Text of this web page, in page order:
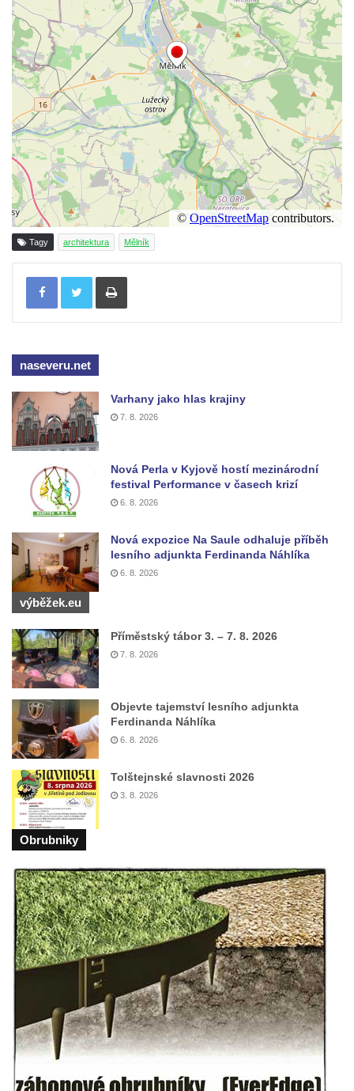
Bývalá továrna Florian Hübel, tkalcovna u
Chřibské
Bývalá továrna J. B. Limburger junior,
přádelny bavlny v Chotyni
Bývalá továrna Johann Schowanek, tovární
výroba dřevěného zboží v Jiřetíně pod
Bukovou
Strom života na Dymníku v Rumburku
Pavilon Reinerovy fresky v zámeckém
parku v Duchcově
Dřevěný altán v Teplické ulici v Duchcově
Duchcově
náměstí Republiky v Duchcově
Jeníkově
Areál Mikov v Mikulášovicích – Ignaze
Röslera synové, továrna kovového zboží
Dům správce hřbitova v Mikulášovicích
Tovární budova v Mikulášovicích – Anton
Pohl, továrna na gumové stuhy
Tovární budova čp. 478 v Mikulášovicích –
Tovární budova jižně od dolního nádraží v
Mikulášovicích – Josef Kunert & synové,
kovové a kancelářské zboží
Marie ve Vilémově
Lázeňský dům čp. 82 v Lázních Libverda
Obří sud v Lázních Libverda
Lázeňský dům Jizera čp. 116 v Lázních
Libverda
Lázeňský dům Depandance Vodoléčba čp.
113 v Lázních Libverda
Dům čp. 94 na náměstí T. G. Masaryka ve
Frýdlantu
Dům čp. 104 na náměstí T. G. Masaryka ve
Frýdlantu
Dům čp. 102 na náměstí T. G. Masaryka ve
Frýdlantu
Dům čp. 2 zvaný Na Panské zvůli na
náměstí T. G. Masaryka ve Frýdlantu
Dům čp. 95 na náměstí T. G. Masaryka ve
Frýdlantu
Dům čp. 43 v Havlíčkově ulici ve Frýdlantu
Dům čp. 42 v Havlíčkově ulici ve Frýdlantu
Dvojdům čp. 92 a 93 (hotel Bílý kůň) na
Tagy architektura Mělník
Tisknout
naseveru.net
Varhany jako hlas krajiny
7. 8. 2026
Nová Perla v Kyjově hostí mezinárodní
festival Performance v časech krizí
6. 8. 2026
Nová expozice Na Saule odhaluje příběh
lesního adjunkta Ferdinanda Náhlíka
6. 8. 2026
výběžek.eu
Příměstský tábor 3. – 7. 8. 2026
7. 8. 2026
Objevte tajemství lesního adjunkta
Ferdinanda Náhlíka
6. 8. 2026
Tolštejnské slavnosti 2026
3. 8. 2026
Obrubniky